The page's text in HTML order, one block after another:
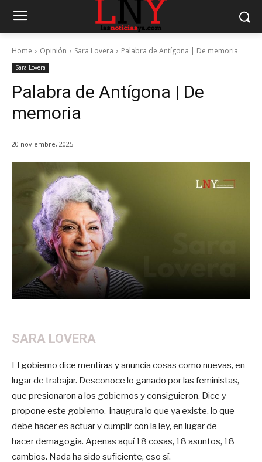
Home Opinión Sara Lovera Palabra de Antígona | De memoria
Sara Lovera
Palabra de Antígona | De
memoria
20 noviembre, 2025
SARA LOVERA
El gobierno dice mentiras y anuncia cosas como nuevas, en
lugar de trabajar. Desconoce lo ganado por las feministas,
que presionaron a los gobiernos y consiguieron. Dice y
propone este gobierno, inaugura lo que ya existe, lo que
debe hacer es actuar y cumplir con la ley, en lugar de
hacer demagogia. Apenas aquí 18 cosas, 18 asuntos, 18
cambios. Nada ha sido suficiente, eso sí.